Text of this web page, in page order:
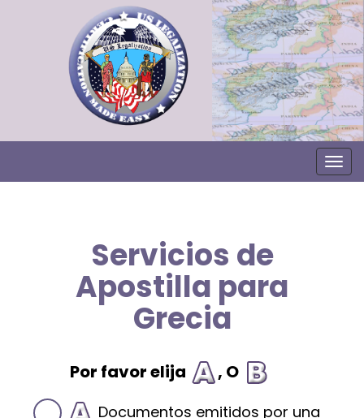
Servicios de
Apostilla para
Grecia
Por favor elija , O
Documentos emitidos por una